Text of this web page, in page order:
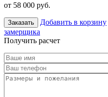
от 58 000 руб.
Заказать Добавить в корзину
замерщика
Получить расчет